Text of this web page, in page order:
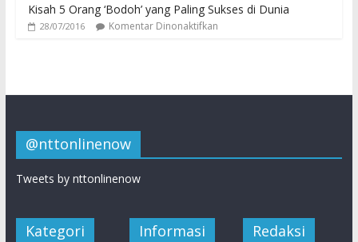
Kisah 5 Orang ‘Bodoh’ yang Paling Sukses di Dunia
28/07/2016 Komentar Dinonaktifkan
@nttonlinenow
Tweets by nttonlinenow
Kategori Informasi Redaksi